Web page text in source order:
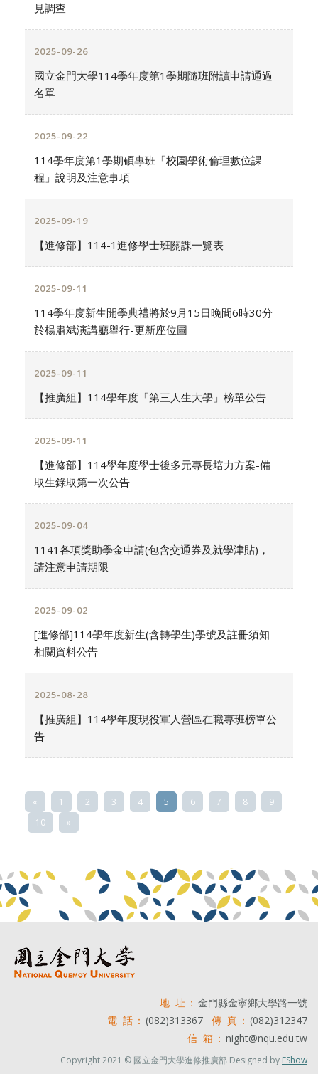
見調查
2025-09-26
國立金門大學114學年度第1學期隨班附讀申請通過
名單
2025-09-22
114學年度第1學期碩專班「校園學術倫理數位課
程」說明及​注意事項
2025-09-19
【進修部】114-1進修學士班關課一覽表
2025-09-11
114學年度新生開學典禮將於9月15日晚間6時30分
於楊肅斌演講廳舉行-更新座位圖
2025-09-11
【推廣組】114學年度「第三人生大學」榜單公告
2025-09-11
【進修部】114學年度學士後多元專長培力方案-備
取生錄取第一次公告
2025-09-04
1141各項獎助學金申請(包含交通券及就學津貼)，
請注意申請期限
2025-09-02
[進修部]114學年度新生(含轉學生)學號及註冊須知
相關資料公告
2025-08-28
【推廣組】114學年度現役軍人營區在職專班榜單公
告
« 1 2 3 4 5 6 7 8
9
10
»
地 址： 金門縣金寧鄉大學路一號
電 話： (082)313367 傳 真： (082)312347
信 箱： night@nqu.edu.tw
Copyright 2021 © 國立金門大學進修推廣部 Designed by EShow